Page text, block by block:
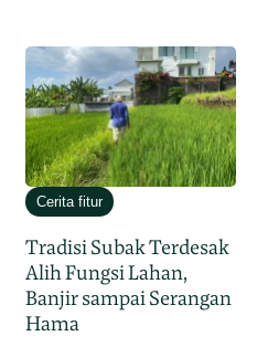
Cerita fitur
Tradisi Subak Terdesak
Alih Fungsi Lahan,
Banjir sampai Serangan
Hama